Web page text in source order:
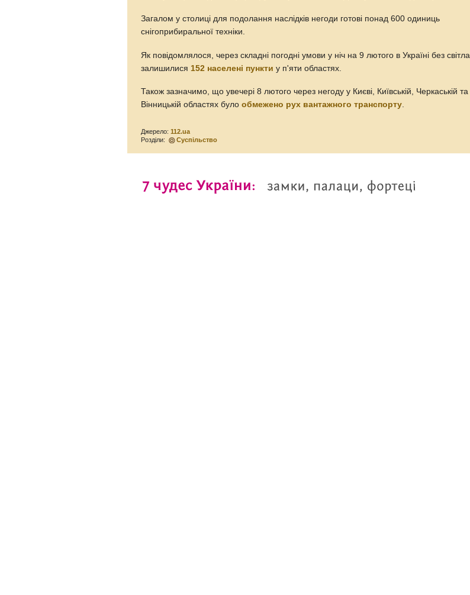
Загалом у столиці для подолання наслідків негоди готові понад 600 одиниць
снігоприбиральної техніки.
Як повідомлялося, через складні погодні умови у ніч на 9 лютого в Україні без світла
залишилися 152 населені пункти у п'яти областях.
Також зазначимо, що увечері 8 лютого через негоду у Києві, Київській, Черкаській та
Вінницькій областях булообмежено рух вантажного транспорту.
Джерело:112.ua
Розділи:
Суспільство